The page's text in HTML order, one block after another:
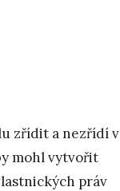
zřídit a nezřídí v
mohl vytvořit
práv